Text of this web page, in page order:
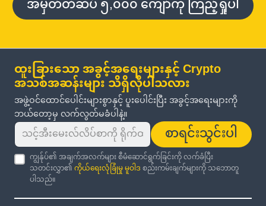
ထူးခြားသော အခွင့်အရေးများနှင့် Crypto
အသစ်အဆန်းများ သိရှိလိုပါသလား
အဖွဲ့ဝင်ထောင်ပေါင်းများစွာနှင့် ပူးပေါင်းပြီး အခွင့်အရေးများကို
ဘယ်တော့မှ လက်လွတ်မခံပါနဲ့။
စာရင်းသွင်းပါ
ကျွန်ုပ်၏ အချက်အလက်များ စီမံဆောင်ရွက်ခြင်းကို လက်ခံပြီး
သတင်းလွှာ၏ကိုယ်ရေးလုံခြုံမှု မူဝါဒစည်းကမ်းချက်များကို သဘောတူ
ပါသည်။